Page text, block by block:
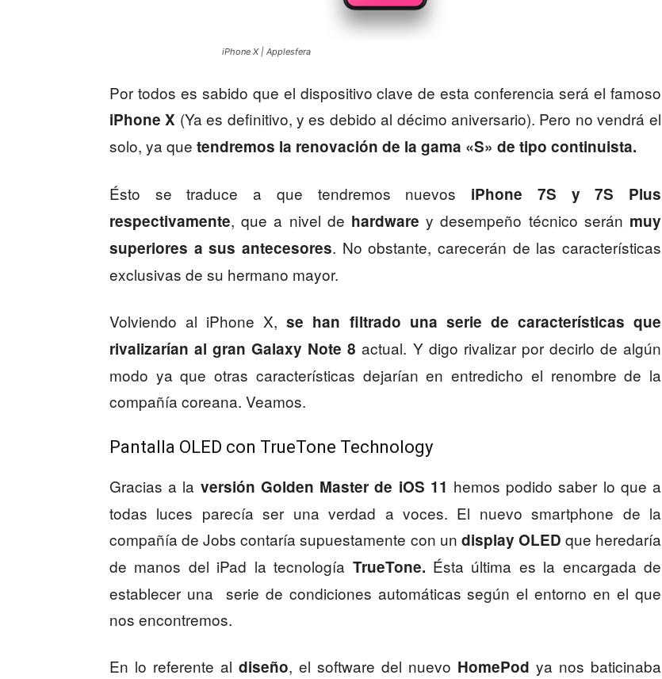
iPhone X | Applesfera
Por todos es sabido que el dispositivo clave de esta conferencia será el famoso
iPhone X (Ya es definitivo, y es debido al décimo aniversario). Pero no vendrá el
solo, ya que tendremos la renovación de la gama «S» de tipo continuista.
Ésto se traduce a que tendremos nuevos iPhone 7S y 7S Plus
respectivamente, que a nivel de hardware y desempeño técnico serán muy
superiores a sus antecesores. No obstante, carecerán de las características
exclusivas de su hermano mayor.
Volviendo al iPhone X,se han filtrado una serie de características que
rivalizarían al gran Galaxy Note 8 actual. Y digo rivalizar por decirlo de algún
modo ya que otras características dejarían en entredicho el renombre de la
compañía coreana. Veamos.
Pantalla OLED con TrueTone Technology
Gracias a la versión Golden Master de iOS 11 hemos podido saber lo que a
todas luces parecía ser una verdad a voces. El nuevo smartphone de la
compañía de Jobs contaría supuestamente con un display OLED que heredaría
de manos del iPad la tecnología TrueTone. Ésta última es la encargada de
establecer una serie de condiciones automáticas según el entorno en el que
nos encontremos.
En lo referente al diseño, el software del nuevo HomePod ya nos baticinaba